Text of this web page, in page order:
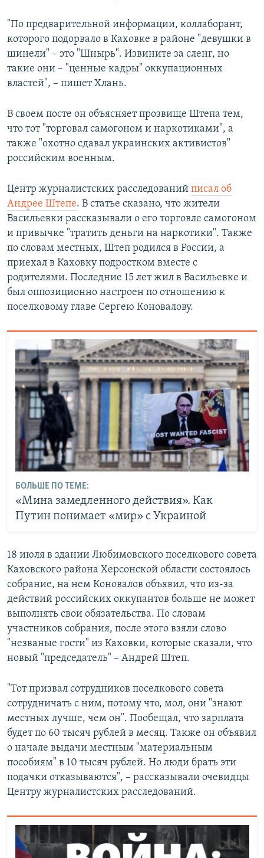
"По предварительной информации, коллаборант,
которого подорвало в Каховке в районе "девушки в
шинели" – это "Шнырь". Извините за сленг, но
такие они – "ценные кадры" оккупационных
властей", – пишет Хлань.
В своем посте он объясняет прозвище Штепа тем,
что тот "торговал самогоном и наркотиками", а
также "охотно сдавал украинских активистов"
российским военным.
Центр журналистских расследований писал об
Андрее Штепе. В статье сказано, что жители
Васильевки рассказывали о его торговле самогоном
и привычке "тратить деньги на наркотики". Также
по словам местных, Штеп родился в России, а
приехал в Каховку подростком вместе с
родителями. Последние 15 лет жил в Васильевке и
был оппозиционно настроен по отношению к
поселковому главе Сергею Коновалову.
БОЛЬШЕ ПО ТЕМЕ:
«Мина замедленного действия». Как
Путин понимает «мир» с Украиной
18 июля в здании Любимовского поселкового совета
Каховского района Херсонской области состоялось
собрание, на нем Коновалов объявил, что из-за
действий российских оккупантов больше не может
выполнять свои обязательства. По словам
участников собрания, после этого взяли слово
"незваные гости" из Каховки, которые сказали, что
новый "председатель" – Андрей Штеп.
"Тот призвал сотрудников поселкового совета
сотрудничать с ним, потому что, мол, они "знают
местных лучше, чем он". Пообещал, что зарплата
будет по 60 тысяч рублей в месяц. Также он объявил
о начале выдачи местным "материальным
пособиям" в 10 тысяч рублей. Но люди брать эти
подачки отказываются", – рассказывали очевидцы
Центру журналистских расследований.